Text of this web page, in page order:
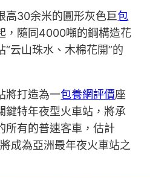
高30余米的圓形灰色巨包
，隨同4000噸的鋼構造花
云山珠水、木棉花開”的
將打造為一包養網評價座
鍵特年夜型火車站，將承
所有的普速客車，估計
成為亞洲最年夜火車站之